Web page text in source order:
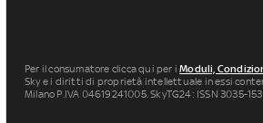
Per il consumatore clicca qui per iModuli,
Sky e i diritti di proprietà intellettuale in essi
Milano P.IVA 04619241005. SkyTG24: ISSN 3035-